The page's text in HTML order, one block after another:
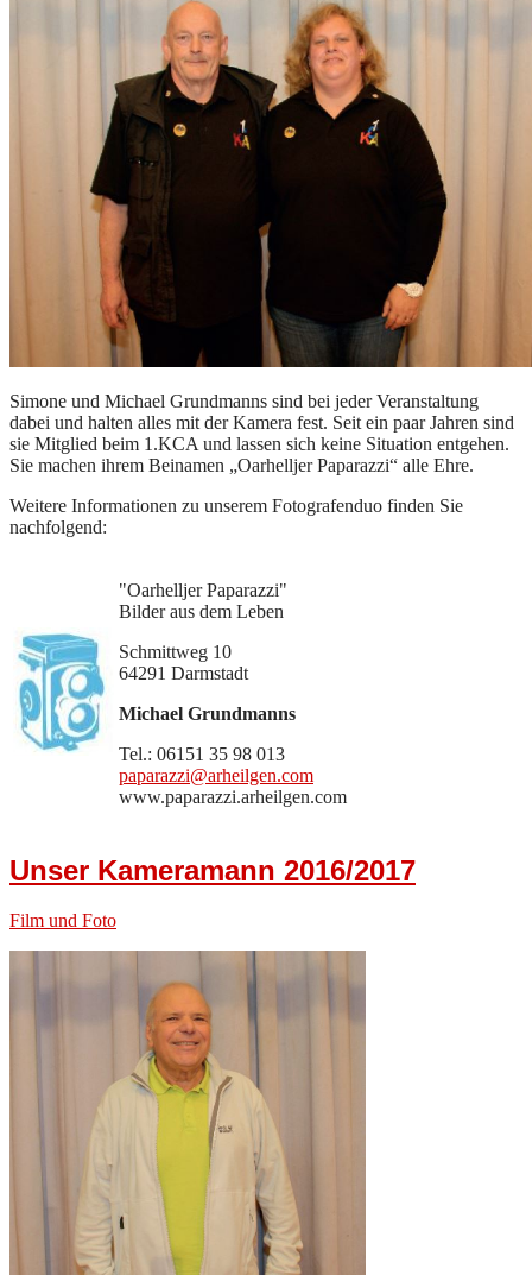
Simone und Michael Grundmanns sind bei jeder Veranstaltung
dabei und halten alles mit der Kamera fest. Seit ein paar Jahren sind
sie Mitglied beim 1.KCA und lassen sich keine Situation entgehen.
Sie machen ihrem Beinamen „Oarhelljer Paparazzi“ alle Ehre.
Weitere Informationen zu unserem Fotografenduo finden Sie
nachfolgend:
"Oarhelljer Paparazzi"
Bilder aus dem Leben
Schmittweg 10
64291 Darmstadt
Michael Grundmanns
Tel.: 06151 35 98 013
paparazzi@arheilgen.com
www.paparazzi.arheilgen.com
Unser Kameramann 2016/2017
Film und Foto